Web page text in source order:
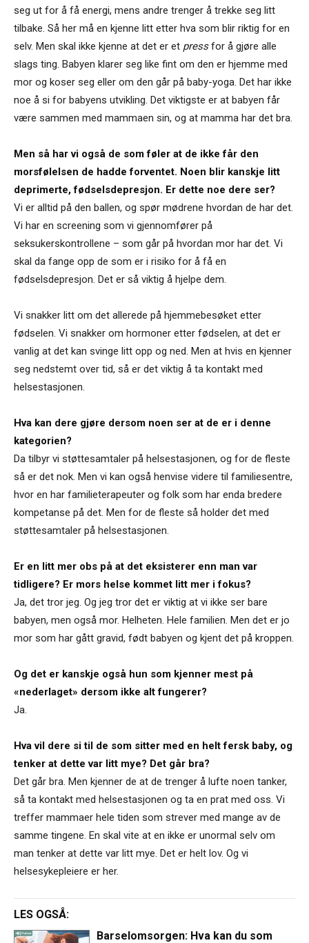
seg ut for å få energi, mens andre trenger å trekke seg litt
tilbake. Så her må en kjenne litt etter hva som blir riktig for en
selv. Men skal ikke kjenne at det er et pressfor å gjøre alle
slags ting. Babyen klarer seg like fint om den er hjemme med
mor og koser seg eller om den går på baby-yoga. Det har ikke
noe å si for babyens utvikling. Det viktigste er at babyen får
være sammen med mammaen sin, og at mamma har det bra.
Men så har vi også de som føler at de ikke får den
morsfølelsen de hadde forventet. Noen blir kanskje litt
deprimerte, fødselsdepresjon. Er dette noe dere ser?
Vi er alltid på den ballen, og spør mødrene hvordan de har det.
Vi har en screening som vi gjennomfører på
seksukerskontrollene – som går på hvordan mor har det. Vi
skal da fange opp de som er i risiko for å få en
fødselsdepresjon. Det er så viktig å hjelpe dem.
Vi snakker litt om det allerede på hjemmebesøket etter
fødselen. Vi snakker om hormoner etter fødselen, at det er
vanlig at det kan svinge litt opp og ned. Men at hvis en kjenner
seg nedstemt over tid, så er det viktig å ta kontakt med
helsestasjonen.
Hva kan dere gjøre dersom noen ser at de er i denne
kategorien?
Da tilbyr vi støttesamtaler på helsestasjonen, og for de fleste
så er det nok. Men vi kan også henvise videre til familiesentre,
hvor en har familieterapeuter og folk som har enda bredere
kompetanse på det. Men for de fleste så holder det med
støttesamtaler på helsestasjonen.
Er en litt mer obs på at det eksisterer enn man var
tidligere? Er mors helse kommet litt mer i fokus?
Ja, det tror jeg. Og jeg tror det er viktig at vi ikke ser bare
babyen, men også mor. Helheten. Hele familien. Men det er jo
mor som har gått gravid, født babyen og kjent det på kroppen.
Og det er kanskje også hun som kjenner mest på
«nederlaget» dersom ikke alt fungerer?
Ja.
Hva vil dere si til de som sitter med en helt fersk baby, og
tenker at dette var litt mye? Det går bra?
Det går bra. Men kjenner de at de trenger å lufte noen tanker,
så ta kontakt med helsestasjonen og ta en prat med oss. Vi
treffer mammaer hele tiden som strever med mange av de
samme tingene. En skal vite at en ikke er unormal selv om
man tenker at dette var litt mye. Det er helt lov. Og vi
helsesykepleiere er her.
LES OGSÅ:
Barselomsorgen: Hva kan du som